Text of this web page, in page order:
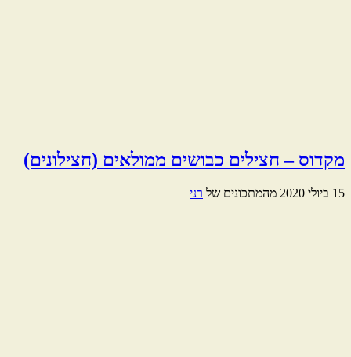
מקדוס – חצילים כבושים ממולאים (חצילונים)
15 ביולי 2020 מהמתכונים של רני